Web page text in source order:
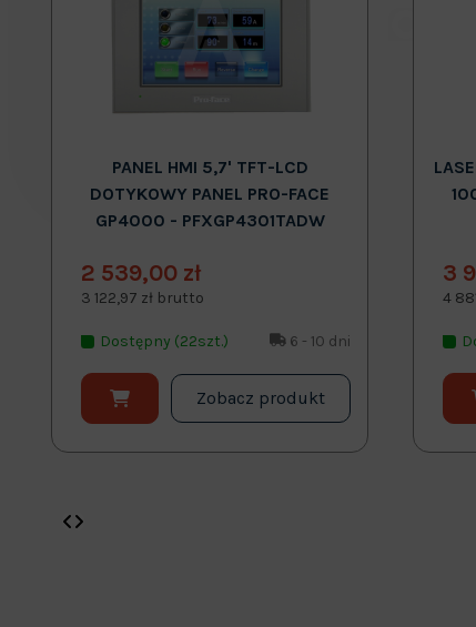
PANEL HMI 5,7' TFT-LCD
DOTYKOWY PANEL PRO-FACE
GP4000 - PFXGP4301TADW
2 539,00 zł
3 122,97 zł brutto
Dostępny (22szt.) 6 - 10 dni
Zobacz produkt
3
4